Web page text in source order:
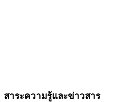
สาระความรู้และข่าวสาร